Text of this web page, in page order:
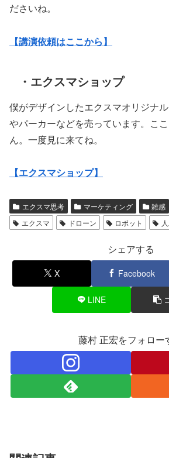
ださいね。
【講演依頼はここから】
・エクスマショップ
僕がデザインしたエクスマオリジナ
やパーカーなどを売っています。こ
ん。一度見に来てね。
【エクスマショップ】
エクスマ思考 マーケティング 雑感
エクスマ
ドローン ロボット
シェアする
X Facebook
LINE
藤村 正宏をフォロー